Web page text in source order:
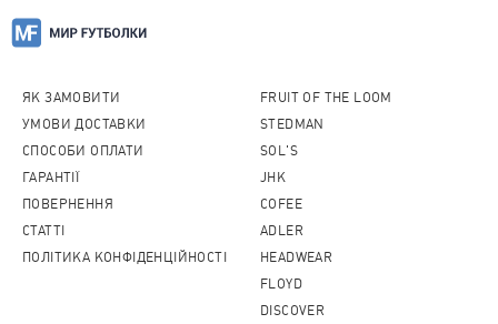
ЯК ЗАМОВИТИ
УМОВИ ДОСТАВКИ
СПОСОБИ ОПЛАТИ
ГАРАНТІЇ
ПОВЕРНЕННЯ
CТАТТІ
ПОЛІТИКА КОНФІДЕНЦІЙНОСТІ
FRUIT OF THE LOOM
STEDMAN
SOL'S
JHK
COFEE
ADLER
HEADWEAR
FLOYD
DISCOVER